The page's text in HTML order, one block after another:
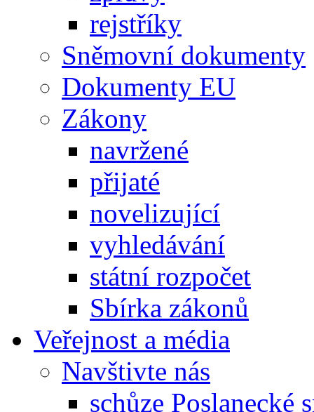
rejstříky
Sněmovní dokumenty
Dokumenty EU
Zákony
navržené
přijaté
novelizující
vyhledávání
státní rozpočet
Sbírka zákonů
Veřejnost a média
Navštivte nás
schůze Poslanecké